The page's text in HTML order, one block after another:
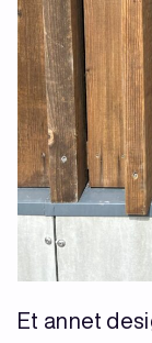
Et annet